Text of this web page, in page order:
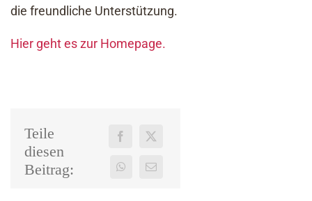
die freundliche Unterstützung.
Hier geht es zur Homepage.
Teile
diesen
Beitrag: